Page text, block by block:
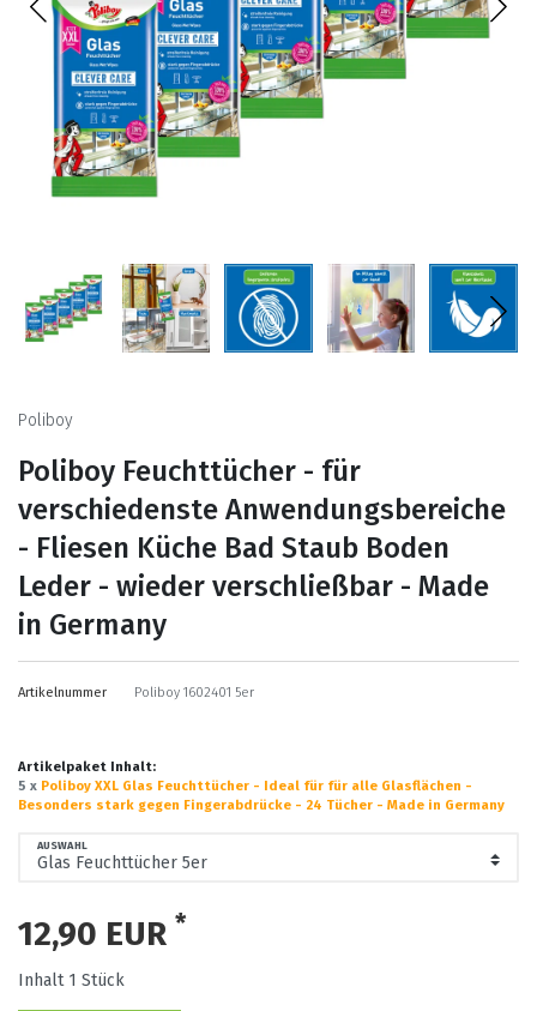
Poliboy
Poliboy Feuchttücher - für
verschiedenste Anwendungsbereiche
- Fliesen Küche Bad Staub Boden
Leder - wieder verschließbar - Made
in Germany
Artikelnummer Poliboy 1602401 5er
Artikelpaket Inhalt:
5 x Poliboy XXL Glas Feuchttücher - Ideal für für alle Glasflächen -
Besonders stark gegen Fingerabdrücke - 24 Tücher - Made in Germany
AUSWAHL
12,90 EUR *
Inhalt 1 Stück